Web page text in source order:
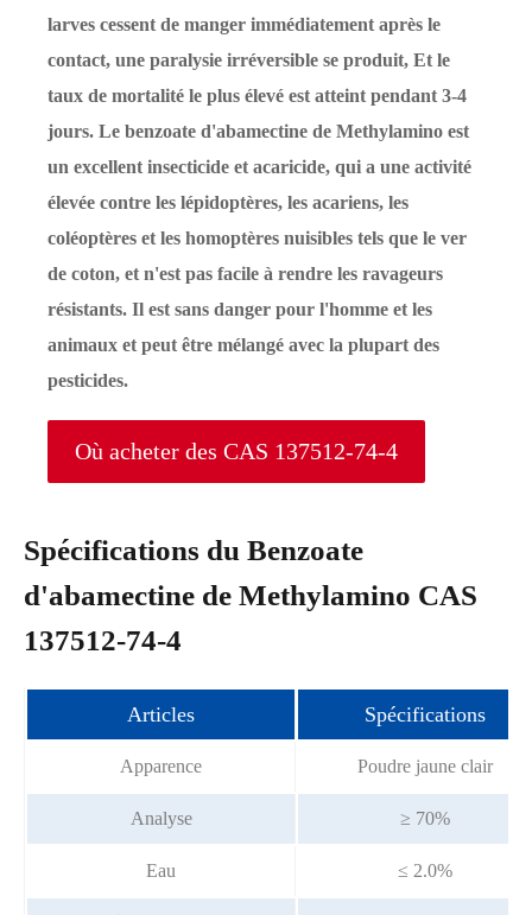
larves cessent de manger immédiatement après le
contact, une paralysie irréversible se produit, Et le
taux de mortalité le plus élevé est atteint pendant 3-4
jours. Le benzoate d'abamectine de Methylamino est
un excellent insecticide et acaricide, qui a une activité
élevée contre les lépidoptères, les acariens, les
coléoptères et les homoptères nuisibles tels que le ver
de coton, et n'est pas facile à rendre les ravageurs
résistants. Il est sans danger pour l'homme et les
animaux et peut être mélangé avec la plupart des
pesticides.
Où acheter des CAS 137512-74-4
Spécifications du Benzoate
d'abamectine de Methylamino CAS
137512-74-4
Articles Spécifications
Apparence Poudre jaune clair
Analyse ≥ 70%
Eau ≤ 2.0%